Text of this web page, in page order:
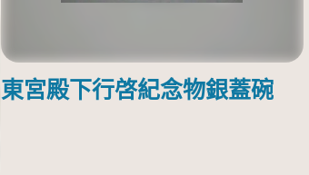
東宮殿下行啓紀念物銀蓋碗